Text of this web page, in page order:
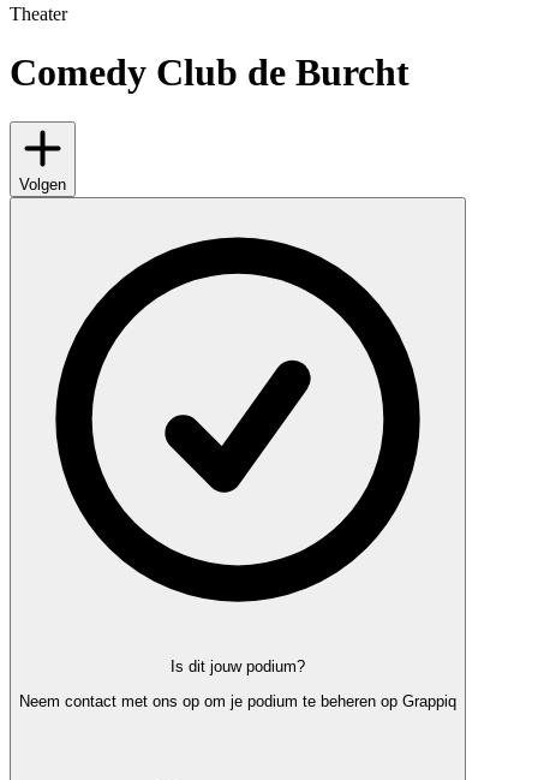
Theater
Comedy Club de Burcht
Volgen
Is dit jouw podium?
Neem contact met ons op om je podium te beheren op Grappiq